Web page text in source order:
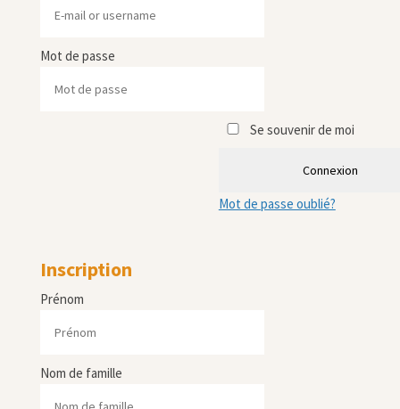
Mot de passe
Se souvenir de moi
Connexion
Mot de passe oublié?
Inscription
Prénom
Nom de famille